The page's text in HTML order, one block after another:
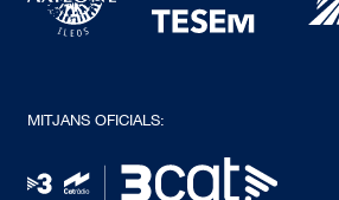
MITJANS OFICIALS: